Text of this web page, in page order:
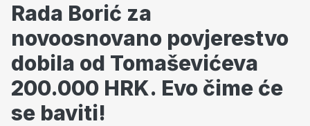
Rada Borić za
novoosnovano povjerestvo
dobila od Tomaševićeva
200.000 HRK. Evo čime će
se baviti!